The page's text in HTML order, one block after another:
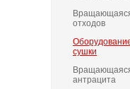
отходов
сушки
антрацита